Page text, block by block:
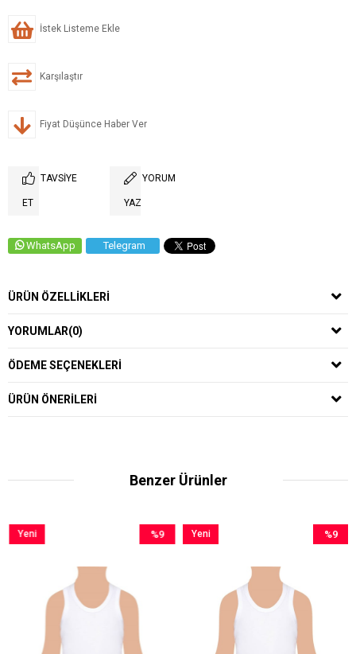
İstek Listeme Ekle
Karşılaştır
Fiyat Düşünce Haber Ver
TAVSIYE
ET
YORUM
YAZ
WhatsApp Telegram
ÜRÜN ÖZELLIKLERI
YORUMLAR(0)
ÖDEME SEÇENEKLERI
ÜRÜN ÖNERILERI
Benzer Ürünler
%9
Yeni
%9
Yeni